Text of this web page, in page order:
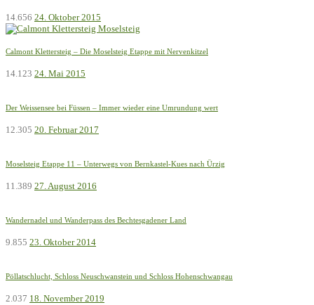
14.656 24. Oktober 2015
Calmont Klettersteig – Die Moselsteig Etappe mit Nervenkitzel
14.123 24. Mai 2015
Der Weissensee bei Füssen – Immer wieder eine Umrundung wert
12.305 20. Februar 2017
Moselsteig Etappe 11 – Unterwegs von Bernkastel-Kues nach Ürzig
11.389 27. August 2016
Wandernadel und Wanderpass des Bechtesgadener Land
9.855 23. Oktober 2014
Pöllatschlucht, Schloss Neuschwanstein und Schloss Hohenschwangau
2.037 18. November 2019